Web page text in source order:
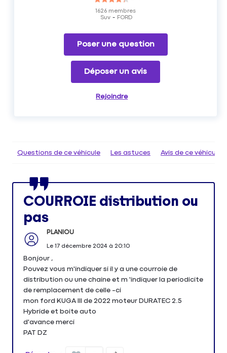
Suv FORD
1626 membres
Poser une question
Déposer un avis
Rejoindre
Questions de ce véhicule Les astuces Avis de ce véhicule
COURROIE distribution ou
pas
PLANIOU
Le 17 décembre 2024à 20:10
Bonjour ,
Pouvez vous m'indiquer si il y a une courroie de
distribution ou une chaine et m 'indiquer la periodicite
de remplacement de celle -ci
mon ford KUGA III de 2022 moteur DURATEC 2.5
Hybride et boite auto
d'avance merci
PAT DZ